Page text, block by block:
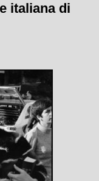
italiana di